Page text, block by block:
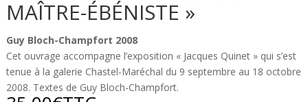
MAÎTRE-ÉBÉNISTE »
Guy Bloch-Champfort 2008
Cet ouvrage accompagne l’exposition « Jacques Quinet » qui s’est
tenue à la galerie Chastel-Maréchal du 9 septembre au 18 octobre
2008. Textes de Guy Bloch-Champfort.